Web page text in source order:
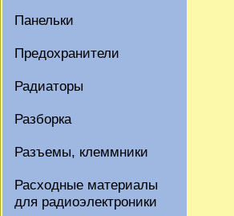
Панельки
Предохранители
Радиаторы
Разборка
Разъемы, клеммники
Расходные материалы
для радиоэлектроники